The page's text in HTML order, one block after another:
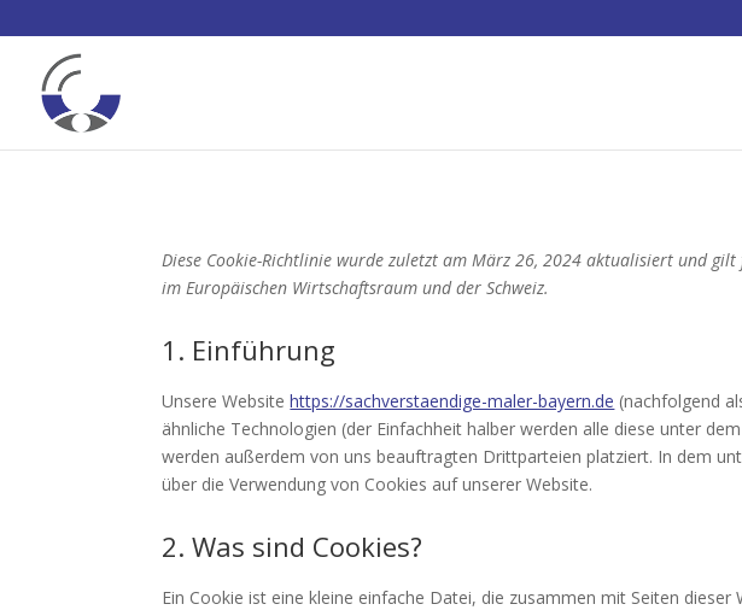
Diese Cookie-Richtlinie wurde zuletzt am März 26, 2024 aktualisiert und
im Europäischen Wirtschaftsraum und der Schweiz.
1. Einführung
Unsere Websitehttps://sachverstaendige-maler-bayern.de (nachfolgend
ähnliche Technologien (der Einfachheit halber werden alle diese unter
werden außerdem von uns beauftragten Drittparteien platziert. In dem
über die Verwendung von Cookies auf unserer Website.
2. Was sind Cookies?
Ein Cookie ist eine kleine einfache Datei, die zusammen mit Seiten